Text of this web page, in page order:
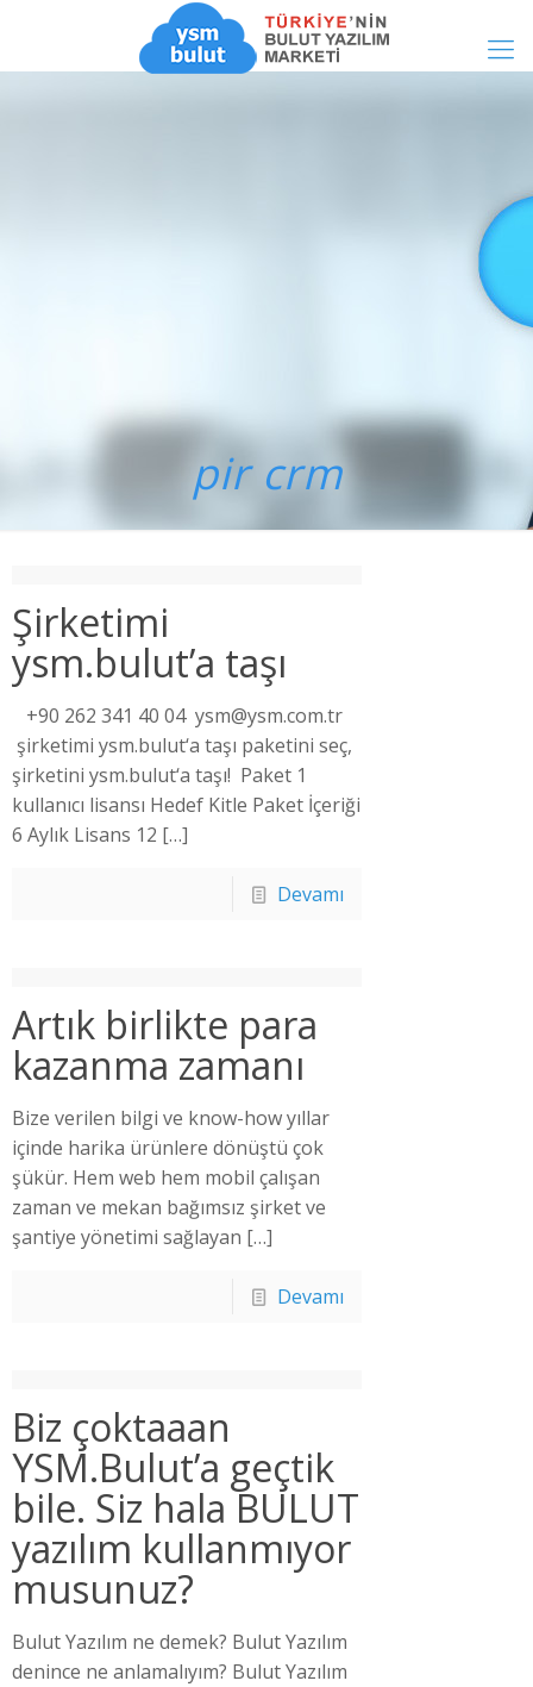
pir crm
Şirketimi
ysm.bulut’a taşı
+90 262 341 40 04 ysm@ysm.com.tr
şirketimi ysm.bulut‘a taşı paketini seç,
şirketini ysm.bulut‘a taşı! Paket 1
kullanıcı lisansı Hedef Kitle Paket İçeriği
6 Aylık Lisans 12 […]
Devamı
Artık birlikte para
kazanma zamanı
Bize verilen bilgi ve know-how yıllar
içinde harika ürünlere dönüştü çok
şükür. Hem web hem mobil çalışan
zaman ve mekan bağımsız şirket ve
şantiye yönetimi sağlayan […]
Devamı
Biz çoktaaan
YSM.Bulut’a geçtik
bile. Siz hala BULUT
yazılım kullanmıyor
musunuz?
Bulut Yazılım ne demek? Bulut Yazılım
denince ne anlamalıyım? Bulut Yazılım